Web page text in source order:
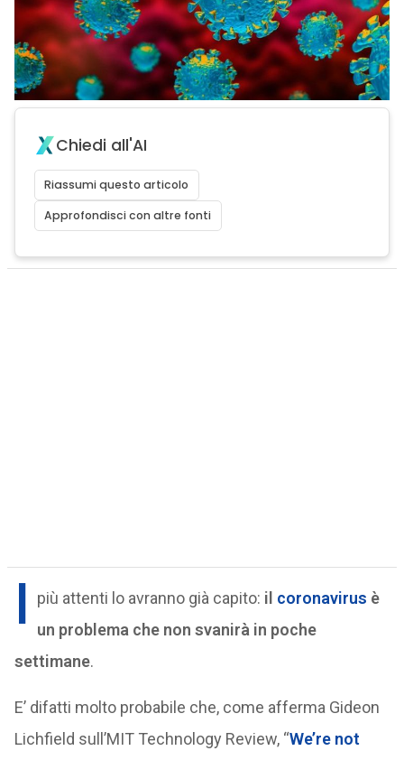
Chiedi all'AI
Riassumi questo articolo
Approfondisci con altre fonti
I più attenti lo avranno già capito: il coronavirus è
un problema che non svanirà in poche
settimane.
E’ difatti molto probabile che, come afferma Gideon
Lichfield sull’MIT Technology Review, “We’re not